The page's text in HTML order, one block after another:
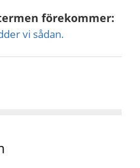
förekommer:
vi sådan.